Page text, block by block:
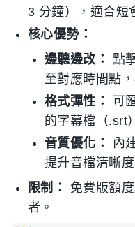
3 分鐘），適合短
核心優勢：
邊聽邊改：
點
至對應時間點
格式彈性：
可
的字幕檔（.srt
音質優化：
內
提升音檔清晰度
限制：
免費版額
者。